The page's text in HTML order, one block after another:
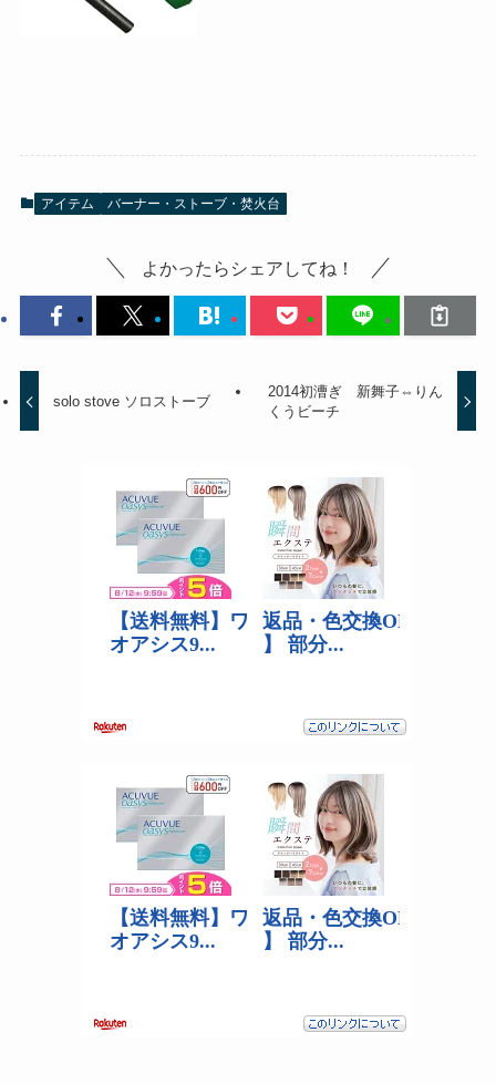
アイテム バーナー・ストーブ・焚火台
よかったらシェアしてね！
solo stove ソロストーブ
2014初漕ぎ 新舞子⇔りん
くうビーチ